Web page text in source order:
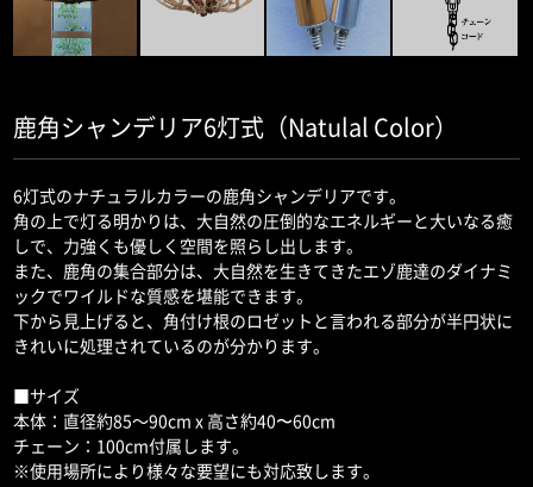
鹿角シャンデリア6灯式（Natulal Color）
6灯式のナチュラルカラーの鹿角シャンデリアです。
角の上で灯る明かりは、大自然の圧倒的なエネルギーと大いなる癒
しで、力強くも優しく空間を照らし出します。
また、鹿角の集合部分は、大自然を生きてきたエゾ鹿達のダイナミ
ックでワイルドな質感を堪能できます。
下から見上げると、角付け根のロゼットと言われる部分が半円状に
きれいに処理されているのが分かります。
■サイズ
本体：直径約85～90cm x 高さ約40〜60cm
チェーン：100cm付属します。
※使用場所により様々な要望にも対応致します。